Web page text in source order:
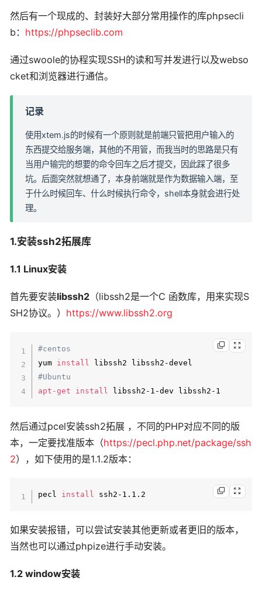
然后有一个现成的、封装好大部分常用操作的库phpsecli
b： https://phpseclib.com
通过swoole的协程实现SSH的读和写并发进行以及webso
cket和浏览器进行通信。
记录
使用xtem.js的时候有一个原则就是前端只管把用户输入的
东西提交给服务端，其他的不用管，而我当时的思路是只有
当用户输完的想要的命令回车之后才提交，因此踩了很多
坑。后面突然就想通了，本身前端就是作为数据输入端，至
于什么时候回车、什么时候执行命令，shell本身就会进行处
理。
1.安装ssh2拓展库
1.1 Linux安装
首先要安装libssh2 （libssh2是一个C 函数库，用来实现S
SH2协议。） https://www.libssh2.org
#centos
yum install
#Ubuntu
apt-get
install libssh2-1-dev libssh2-1
然后通过pcel安装ssh2拓展 ，不同的PHP对应不同的版
本，一定要找准版本（https://pecl.php.net/package/ssh
2），如下使用的是1.1.2版本：
pecl install ssh2-1.1.2
如果安装报错，可以尝试安装其他更新或者更旧的版本，
当然也可以通过phpize进行手动安装。
1.2 window安装